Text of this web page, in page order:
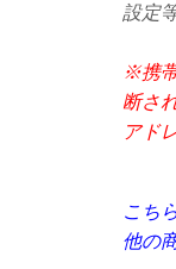
設定
※携
断さ
アド
こち
他の